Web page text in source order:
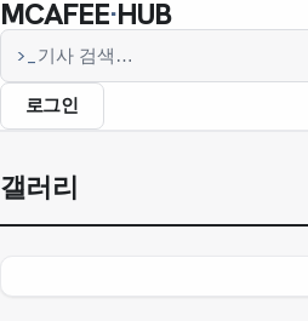
MCAFEE·HUB
>_
기사 검색
로그인
갤러리